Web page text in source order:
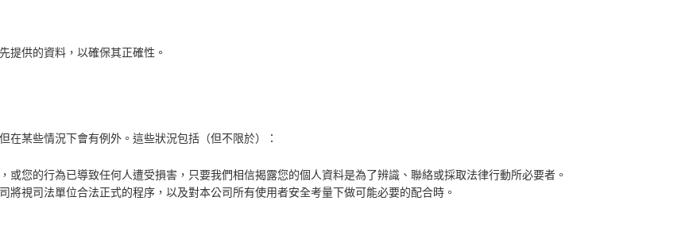
提供的資料，以確保其正確性。
某些情況下會有例外。這些狀況包括（但不限於）：
您的行為已導致任何人遭受損害，只要我們相信揭露您的個人資料是為了辨識、聯絡或採取法律行動所必要者。
視司法單位合法正式的程序，以及對本公司所有使用者安全考量下做可能必要的配合時。